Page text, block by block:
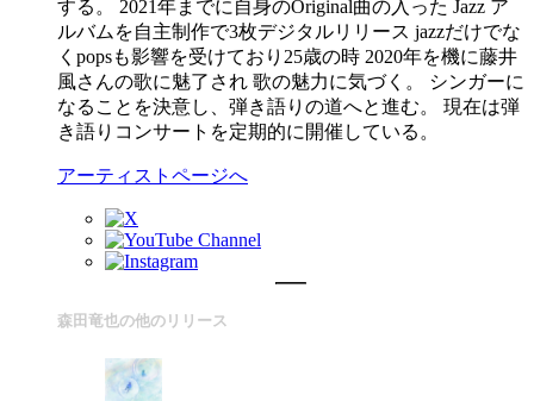
する。 2021年までに自身のOriginal曲の入った Jazz ア
ルバムを自主制作で3枚デジタルリリース jazzだけでな
くpopsも影響を受けており25歳の時 2020年を機に藤井
風さんの歌に魅了され 歌の魅力に気づく。 シンガーに
なることを決意し、弾き語りの道へと進む。 現在は弾
き語りコンサートを定期的に開催している。
アーティストページへ
森田竜也の他のリリース